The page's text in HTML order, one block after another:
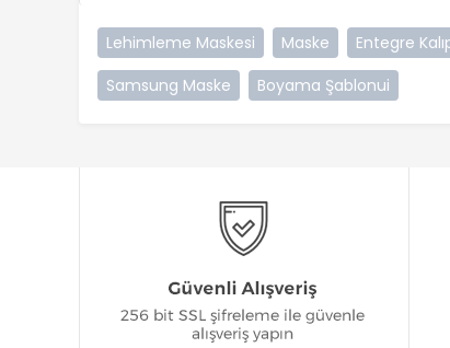
Lehimleme Maskesi Maske Entegre
Samsung Maske
Boyama Şablonui